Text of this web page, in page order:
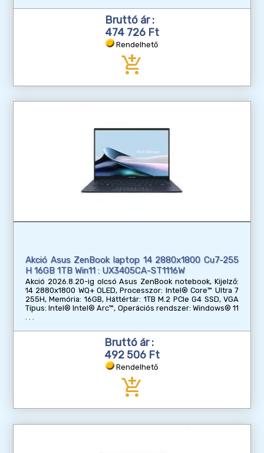
Bruttó ár :
474 726 Ft
Rendelhető
add_shopping_cart
Akció Asus ZenBook laptop 14 2880x1800 Cu7-255
H 16GB 1TB Win11 : UX3405CA-ST1116W
Akció 2026.8.20-ig olcsó Asus ZenBook notebook, Kijelző:
14 2880x1800 WQ+ OLED, Processzor: Intel® Core™ Ultra 7
255H, Memória: 16GB, Háttértár: 1TB M.2 PCIe G4 SSD, VGA
Típus: Intel® Intel® Arc™, Operációs rendszer: Windows® 11
Bruttó ár :
492 506 Ft
Rendelhető
add_shopping_cart